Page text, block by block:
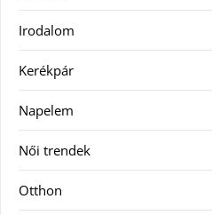
Irodalom
Kerékpár
Napelem
Női trendek
Otthon